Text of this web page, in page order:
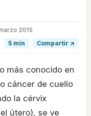
2015
5 min
Compartir ↗
más conocido en
cáncer de cuello
la cérvix
útero), se ve